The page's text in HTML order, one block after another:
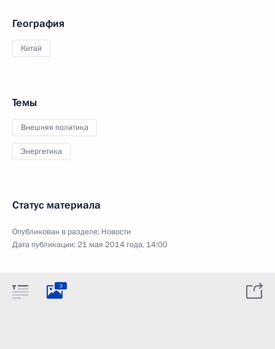
География
Китай
Темы
Внешняя политика
Энергетика
Статус материала
Опубликован в разделе: Новости
Дата публикации:21 мая 2014 года, 14:00
3